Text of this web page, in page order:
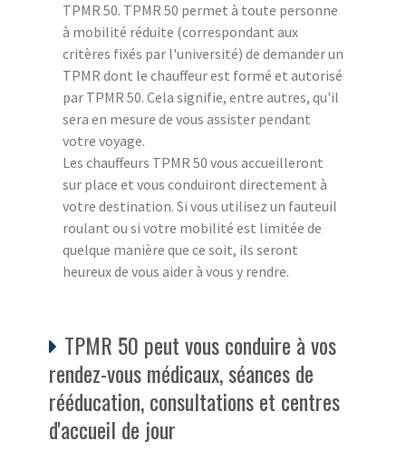
TPMR 50. TPMR 50 permet à toute personne
à mobilité réduite (correspondant aux
critères fixés par l'université) de demander un
TPMR dont le chauffeur est formé et autorisé
par TPMR 50. Cela signifie, entre autres, qu'il
sera en mesure de vous assister pendant
votre voyage.
Les chauffeurs TPMR 50 vous accueilleront
sur place et vous conduiront directement à
votre destination. Si vous utilisez un fauteuil
roulant ou si votre mobilité est limitée de
quelque manière que ce soit, ils seront
heureux de vous aider à vous y rendre.
TPMR 50 peut vous conduire à vos
rendez-vous médicaux, séances de
rééducation, consultations et centres
d'accueil de jour